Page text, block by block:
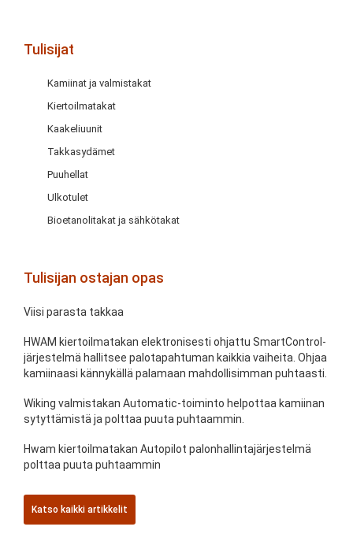
Tulisijat
Kamiinat ja valmistakat
Kiertoilmatakat
Kaakeliuunit
Takkasydämet
Puuhellat
Ulkotulet
Bioetanolitakat ja sähkötakat
Tulisijan ostajan opas
Viisi parasta takkaa
HWAM kiertoilmatakan elektronisesti ohjattu SmartControl-
järjestelmä hallitsee palotapahtuman kaikkia vaiheita. Ohjaa
kamiinaasi kännykällä palamaan mahdollisimman puhtaasti.
Wiking valmistakan Automatic-toiminto helpottaa kamiinan
sytyttämistä ja polttaa puuta puhtaammin.
Hwam kiertoilmatakan Autopilot palonhallintajärjestelmä
polttaa puuta puhtaammin
Katso kaikki artikkelit